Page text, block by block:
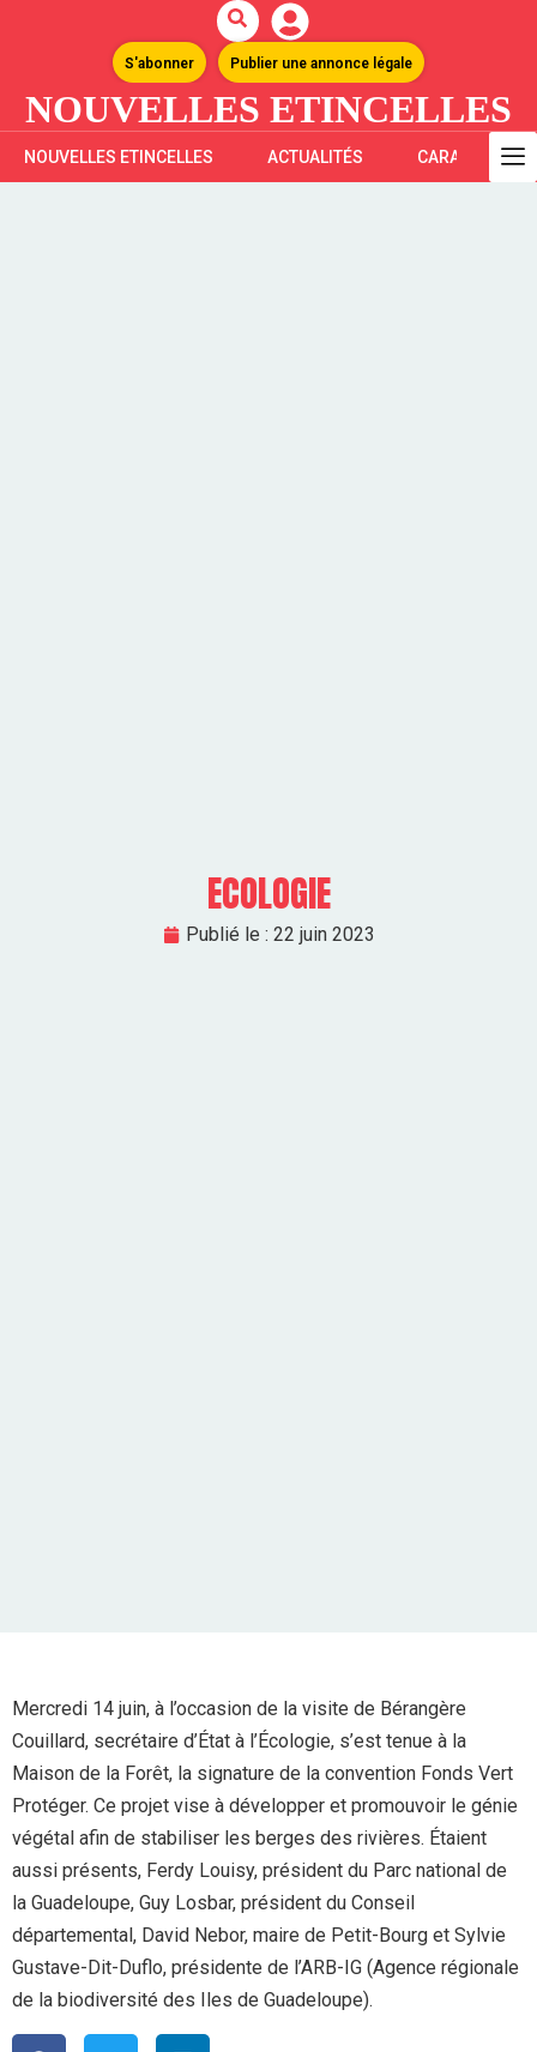
S'abonner Publier une annonce légale
NOUVELLES ETINCELLES
NOUVELLES ETINCELLES ACTUALITÉS CARAÏBES
ECOLOGIE
Publié le : 22 juin 2023
Mercredi 14 juin, à l’occasion de la visite de Bérangère
Couillard, secrétaire d’État à l’Écologie, s’est tenue à la
Maison de la Forêt, la signature de la convention Fonds Vert
Protéger. Ce projet vise à développer et promouvoir le génie
végétal afin de stabiliser les berges des rivières. Étaient
aussi présents, Ferdy Louisy, président du Parc national de
la Guadeloupe, Guy Losbar, président du Conseil
départemental, David Nebor, maire de Petit-Bourg et Sylvie
Gustave-Dit-Duflo, présidente de l’ARB-IG (Agence régionale
de la biodiversité des Iles de Guadeloupe).